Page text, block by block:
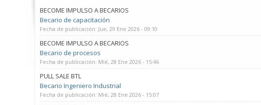
BECOME IMPULSO A BECARIOS
Becario de capacitación
Fecha de publicación: Jue, 29 Ene 2026 - 09:10
BECOME IMPULSO A BECARIOS
Becario de procesos
Fecha de publicación: Mié, 28 Ene 2026 - 15:46
PULL SALE BTL
Becario Ingeniero Industrial
Fecha de publicación: Mié, 28 Ene 2026 - 15:07